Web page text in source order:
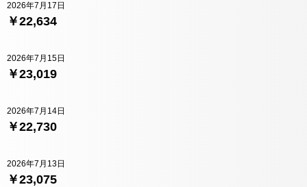
￥22,634
2026年7月17日
￥23,019
2026年7月15日
￥22,730
2026年7月14日
￥23,075
2026年7月13日